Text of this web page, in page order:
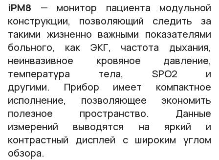
iPM8 — монитор пациента модульной
конструкции, позволяющий следить за
такими жизненно важными показателями
больного, как ЭКГ, частота дыхания,
неинвазивное кровяное давление,
температура тела, SPO2 и
другими. Прибор имеет компактное
исполнение, позволяющее экономить
полезное пространство. Данные
измерений выводятся на яркий и
контрастный дисплей с широким углом
обзора.